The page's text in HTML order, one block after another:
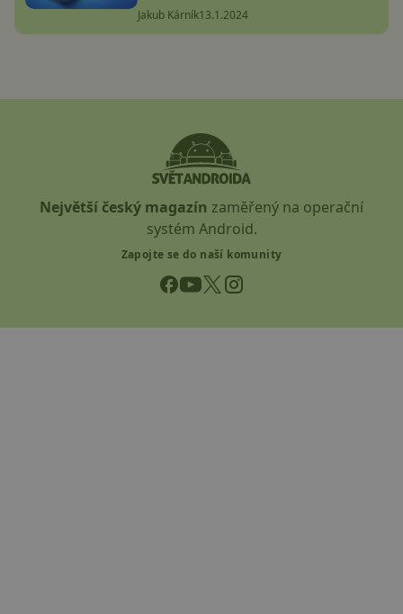
Jakub Kárník13.1.2024
Největší český magazín zaměřený na operační
systém Android.
Zapojte se do naší komunity